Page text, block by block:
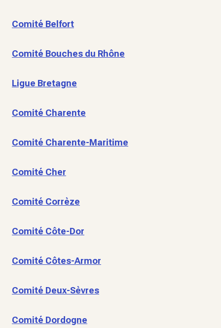
Comité Belfort
Comité Bouches du Rhône
Ligue Bretagne
Comité Charente
Comité Charente-Maritime
Comité Cher
Comité Corrèze
Comité Côte-Dor
Comité Côtes-Armor
Comité Deux-Sèvres
Comité Dordogne